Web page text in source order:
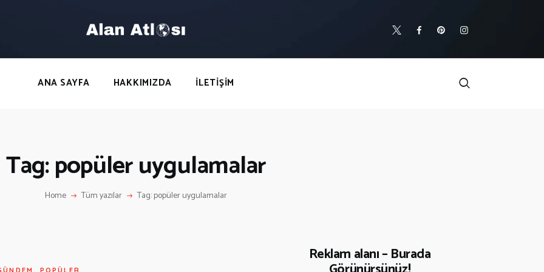
ANA SAYFA HAKKIMIZDA İLETIŞIM
Tag: popüler uygulamalar
Home Tüm yazılar Tag: popüler uygulamalar
POPÜLER
Reklam alanı – Burada